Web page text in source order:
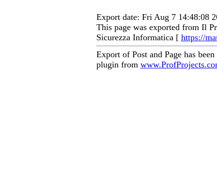
Export date: Fri Aug 7 14:48:08
This page was exported from Il
Sicurezza Informatica [ https://
Export of Post and Page has
plugin from